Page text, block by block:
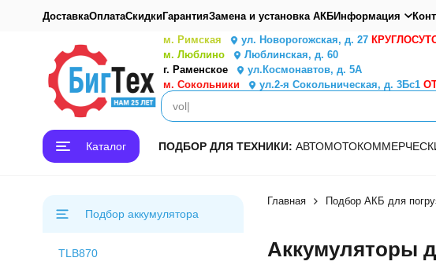
ДоставкаОплатаСкидкиГарантияЗамена и установка АКБИнформация
м. Римская ул. Новорогожская, д. 27
м. Люблино
Люблинская, д. 60
г. Раменское
ул.Космонавтов, д. 5А
м. Сокольники
ул.2-я Сокольническая, д. 3Бс1
Каталог ПОДБОР ДЛЯ ТЕХНИКИ: АВТОМОТО
Главная Подбор АКБ для
Аккумуляторы
Подбор аккумулятора
TLB870